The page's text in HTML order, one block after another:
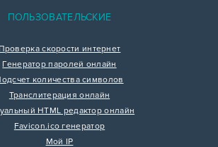
ПОЛЬЗОВАТЕЛЬСКИЕ
Проверка скорости интернет
Генератор паролей онлайн
количества символов
Транслитерация онлайн
HTML редактор онлайн
Favicon.ico генератор
Мой IP